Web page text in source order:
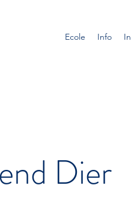
Ecole Info
Dier